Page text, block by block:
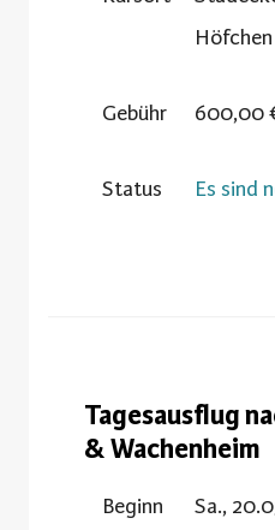
Höfchen
Gebühr 600,00
Status Es sind
Tagesausflug
& Wachenheim
Beginn
Sa.,